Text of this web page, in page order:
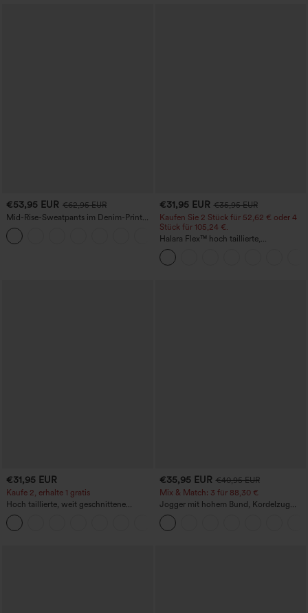
€53,95 EUR €62,95 EUR
Mid-Rise-Sweatpants im Denim-Print
aus French Terry, lässig, mit Taschen
€31,95 EUR €35,95 EUR
Kaufen Sie 2 Stück für 52,62 € oder 4
Stück für 105,24 €.
Halara Flex™ hoch taillierte,
figurformende Arbeitshose, die die Taille
schmaler wirken lässt, mit Taschen,
weitem Bein und Mikro-Waffelstruktur
€31,95 EUR
Kaufe 2, erhalte 1 gratis
Hoch taillierte, weit geschnittene
Freizeithose aus Leinenmischung mit
Kordelzug und Taschen
€35,95 EUR €40,95 EUR
Mix & Match: 3 für 88,30 €
Jogger mit hohem Bund, Kordelzug
und Raffung, schmal zulaufend,
schnelltrocknend mit kühlendem Griff,
mit Taschen - UPF40+